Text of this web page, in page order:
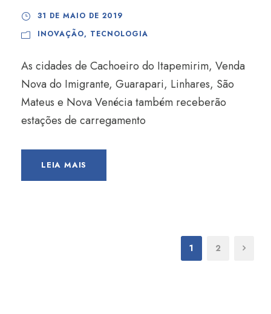
31 DE MAIO DE 2019
INOVAÇÃO, TECNOLOGIA
As cidades de Cachoeiro do Itapemirim, Venda
Nova do Imigrante, Guarapari, Linhares, São
Mateus e Nova Venécia também receberão
estações de carregamento
LEIA MAIS
1 2